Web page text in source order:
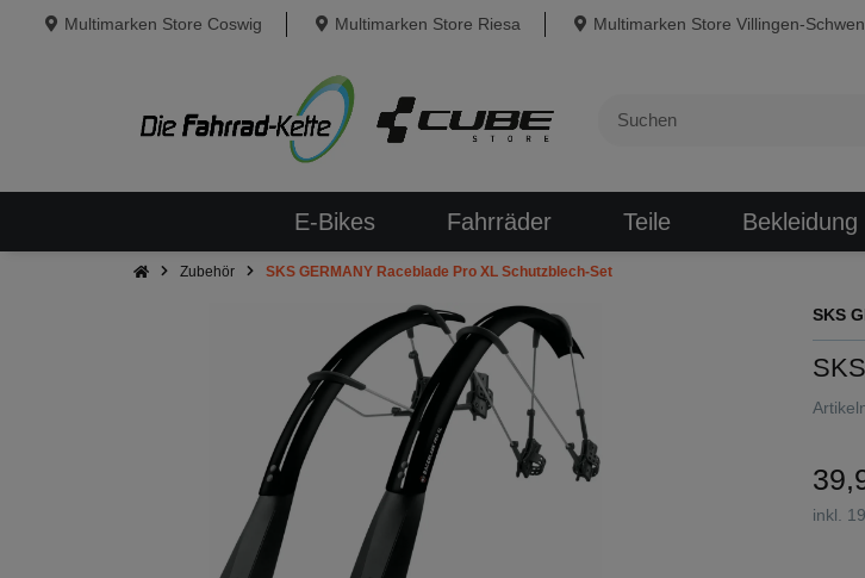
Multimarken Store Coswig Multimarken Store Riesa Multimarken Store Villingen-
E-Bikes Fahrräder Teile Bekleidung
Zubehör SKS GERMANY Raceblade Pro XL Schutzblech-Set
SKS
inkl.